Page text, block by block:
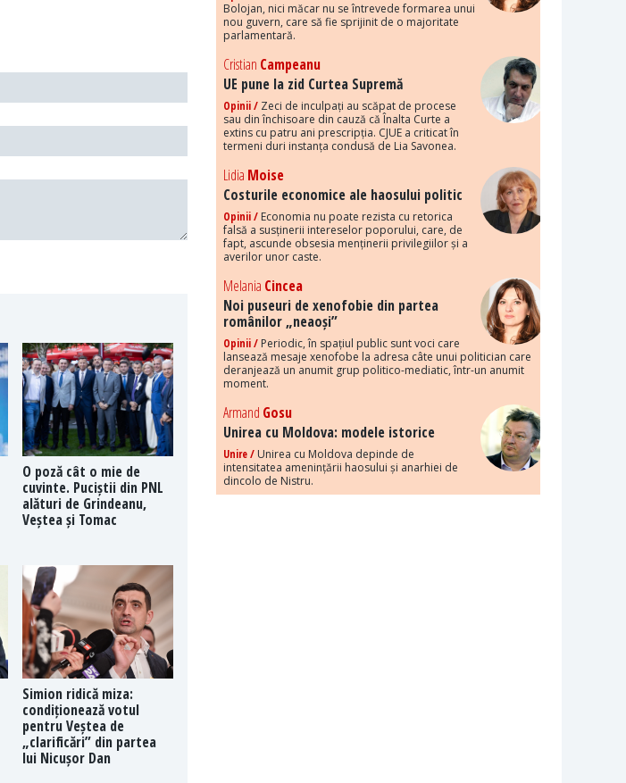
O poză cât o mie de
cuvinte. Puciștii din PNL
alături de Grindeanu,
Veștea și Tomac
Simion ridică miza:
condiționează votul
pentru Veștea de
„clarificări” din partea
lui Nicușor Dan
Bolojan, nici măcar nu se întrevede formarea unui
nou guvern, care să fie sprijinit de o majoritate
parlamentară.
Cristian Campeanu
UE pune la zid Curtea Supremă
Opinii / Zeci de inculpați au scăpat de procese
sau din închisoare din cauză că Înalta Curte a
extins cu patru ani prescripția. CJUE a criticat în
termeni duri instanța condusă de Lia Savonea.
Lidia Moise
Costurile economice ale haosului politic
Opinii / Economia nu poate rezista cu retorica
falsă a susținerii intereselor poporului, care, de
fapt, ascunde obsesia menținerii privilegiilor și a
averilor unor caste.
Melania Cincea
Noi puseuri de xenofobie din partea
românilor „neaoși”
Opinii / Periodic, în spațiul public sunt voci care
lansează mesaje xenofobe la adresa câte unui politician care
deranjează un anumit grup politico-mediatic, într-un anumit
moment.
Armand Gosu
Unirea cu Moldova: modele istorice
Unire / Unirea cu Moldova depinde de
intensitatea amenințării haosului și anarhiei de
dincolo de Nistru.